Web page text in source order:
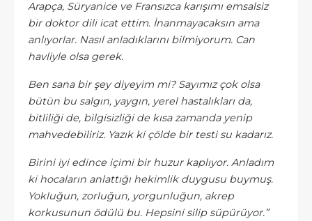
Arapça, Süryanice ve Fransızca karışımı emsalsiz
bir doktor dili icat ettim. İnanmayacaksın ama
anlıyorlar. Nasıl anladıklarını bilmiyorum. Can
havliyle olsa gerek.
Ben sana bir şey diyeyim mi? Sayımız çok olsa
bütün bu salgın, yaygın, yerel hastalıkları da,
bitliliği de, bilgisizliği de kısa zamanda yenip
mahvedebiliriz. Yazık ki çölde bir testi su kadarız.
Birini iyi edince içimi bir huzur kaplıyor. Anladım
ki hocaların anlattığı hekimlik duygusu buymuş.
Yokluğun, zorluğun, yorgunluğun, akrep
korkusunun ödülü bu. Hepsini silip süpürüyor.”